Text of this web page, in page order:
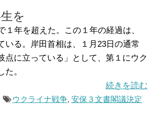
を
年を超えた。この１年の経過は、
る。岸田首相は、１月23日の通常
点に立っている」として、第１にウク
。
続きを読む
ウクライナ戦争, 安保３文書閣議決定